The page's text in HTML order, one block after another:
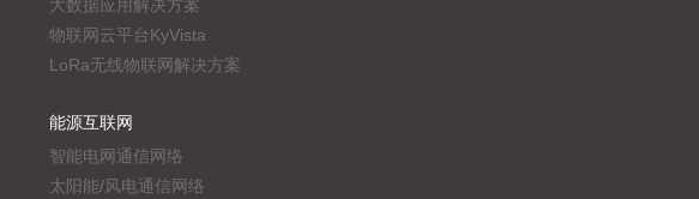
大数据应用解决方案
物联网云平台KyVista
LoRa无线物联网解决方案
能源互联网
智能电网通信网络
太阳能/风电通信网络